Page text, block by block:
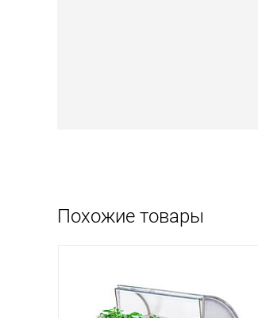
Похожие товары